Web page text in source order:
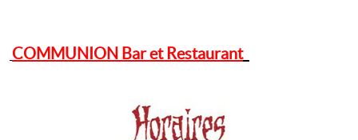
COMMUNION Bar et Restaurant